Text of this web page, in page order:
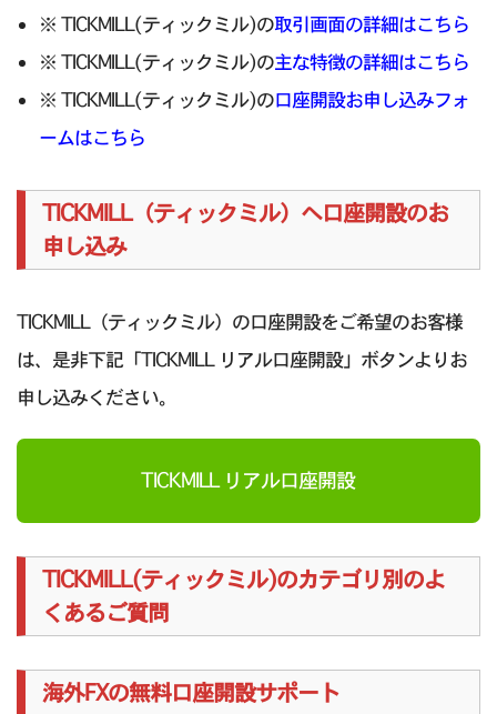
※ TICKMILL(ティックミル)の取引画面の詳細はこちら
※ TICKMILL(ティックミル)の主な特徴の詳細はこちら
※ TICKMILL(ティックミル)の口座開設お申し込みフォ
ームはこちら
TICKMILL（ティックミル）へ口座開設のお
申し込み
TICKMILL（ティックミル）の口座開設をご希望のお客様
は、是非下記「TICKMILL リアル口座開設」ボタンよりお
申し込みください。
TICKMILL リアル口座開設
TICKMILL(ティックミル)のカテゴリ別のよ
くあるご質問
海外FXの無料口座開設サポート